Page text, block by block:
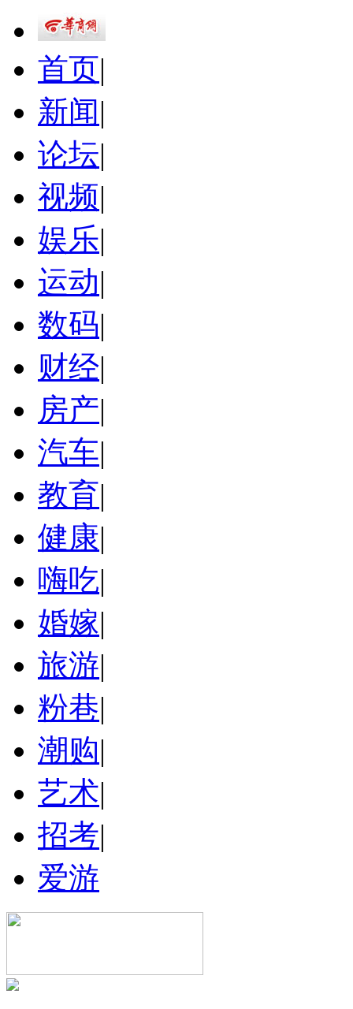
首页|
新闻|
论坛|
视频|
娱乐|
运动|
数码|
财经|
房产|
汽车|
教育|
健康|
嗨吃|
婚嫁|
旅游|
粉巷|
潮购|
艺术|
招考|
爱游